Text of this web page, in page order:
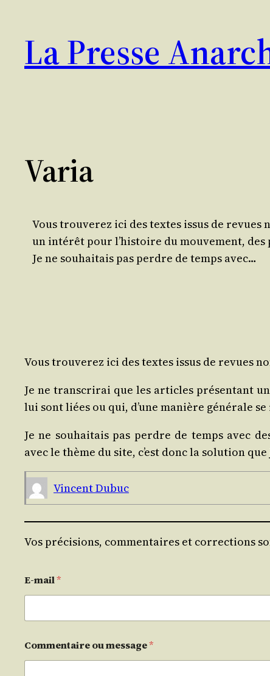
contenu
La Presse
Varia
Vous trou­ve­rez ici des textes issus de
un inté­rêt pour l’histoire du mou­ve­ment,
Je ne sou­hai­tais pas perdre de temps avec…
Vous trou­ve­rez ici des textes issus de revues
Je ne trans­cri­rai que les articles pré­sen­tant
lui sont liées ou qui, d’une manière géné­rale
Je ne sou­hai­tais pas perdre de temps avec
avec le thème du site, c’est donc la solu­tion que
Vincent Dubuc
Vos précisions, commentaires et corrections
E-mail*
Commentaire ou message*